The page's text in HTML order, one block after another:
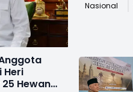
Nasional
Heri
Hewan